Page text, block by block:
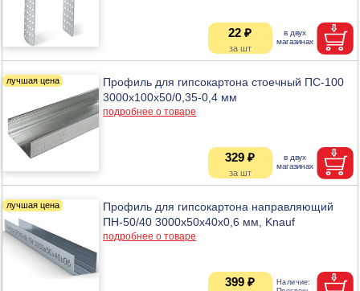
22 ₽
Профиль для гипсокартона стоечный ПС-100
3000х100х50/0,35-0,4 мм
подробнее о товаре
329 ₽
Профиль для гипсокартона направляющий
ПН-50/40 3000х50х40x0,6 мм, Knauf
подробнее о товаре
399 ₽